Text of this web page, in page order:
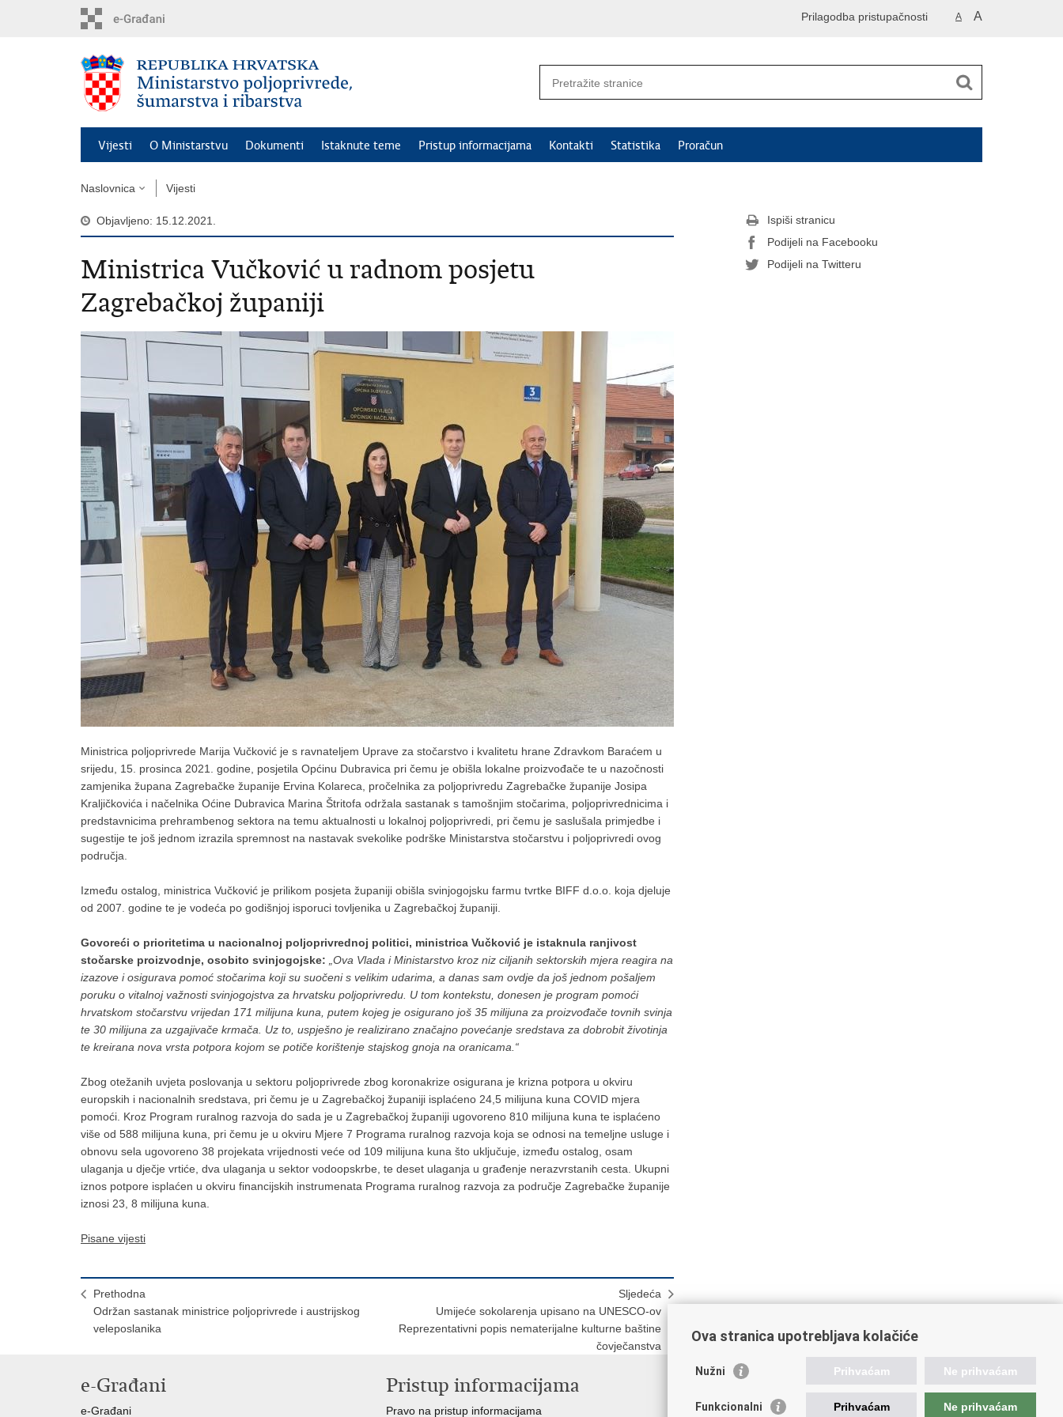
A A
Prilagodba pristupačnosti
Vijesti O Ministarstvu Dokumenti Istaknute teme Pristup informacijama Kontakti Statistika Proračun
Naslovnica Vijesti
Objavljeno: 15.12.2021.
Ministrica Vučković u radnom posjetu
Zagrebačkoj županiji
Ministrica poljoprivrede Marija Vučković je s ravnateljem Uprave za stočarstvo i kvalitetu hrane Zdravkom Baraćem u
srijedu, 15. prosinca 2021. godine, posjetila Općinu Dubravica pri čemu je obišla lokalne proizvođače te u nazočnosti
zamjenika župana Zagrebačke županije Ervina Kolareca, pročelnika za poljoprivredu Zagrebačke županije Josipa
Kraljičkovića i načelnika Oćine Dubravica Marina Štritofa održala sastanak s tamošnjim stočarima, poljoprivrednicima i
predstavnicima prehrambenog sektora na temu aktualnosti u lokalnoj poljoprivredi, pri čemu je saslušala primjedbe i
sugestije te još jednom izrazila spremnost na nastavak svekolike podrške Ministarstva stočarstvu i poljoprivredi ovog
područja.
Između ostalog, ministrica Vučković je prilikom posjeta županiji obišla svinjogojsku farmu tvrtke BIFF d.o.o. koja djeluje
od 2007. godine te je vodeća po godišnjoj isporuci tovljenika u Zagrebačkoj županiji.
Govoreći o prioritetima u nacionalnoj poljoprivrednoj politici, ministrica Vučković je istaknula ranjivost
stočarske proizvodnje, osobito svinjogojske:
„Ova Vlada i Ministarstvo kroz niz ciljanih sektorskih mjera reagira na
izazove i osigurava pomoć stočarima koji su suočeni s velikim udarima, a danas sam ovdje da još jednom pošaljem
poruku o vitalnoj važnosti svinjogojstva za hrvatsku poljoprivredu. U tom kontekstu, donesen je program pomoći
hrvatskom stočarstvu vrijedan 171 milijuna kuna, putem kojeg je osigurano još 35 milijuna za proizvođače tovnih svinja
te 30 milijuna za uzgajivače krmača. Uz to, uspješno je realizirano značajno povećanje sredstava za dobrobit životinja
te kreirana nova vrsta potpora kojom se potiče korištenje stajskog gnoja na oranicama.“
Zbog otežanih uvjeta poslovanja u sektoru poljoprivrede zbog koronakrize osigurana je krizna potpora u okviru
europskih i nacionalnih sredstava, pri čemu je u Zagrebačkoj županiji isplaćeno 24,5 milijuna kuna COVID mjera
pomoći. Kroz Program ruralnog razvoja do sada je u Zagrebačkoj županiji ugovoreno 810 milijuna kuna te isplaćeno
više od 588 milijuna kuna, pri čemu je u okviru Mjere 7 Programa ruralnog razvoja koja se odnosi na temeljne usluge i
obnovu sela ugovoreno 38 projekata vrijednosti veće od 109 milijuna kuna što uključuje, između ostalog, osam
ulaganja u dječje vrtiće, dva ulaganja u sektor vodoopskrbe, te deset ulaganja u građenje nerazvrstanih cesta. Ukupni
iznos potpore isplaćen u okviru financijskih instrumenata Programa ruralnog razvoja za područje Zagrebačke županije
iznosi 23, 8 milijuna kuna.
Pisane vijesti
Prethodna
Održan sastanak ministrice poljoprivrede i austrijskog
veleposlanika
Sljedeća
Umijeće sokolarenja upisano na UNESCO-ov
Reprezentativni popis nematerijalne kulturne baštine
čovječanstva
Ispiši stranicu
Podijeli na Facebooku
Podijeli na Twitteru
e-Građani
e-Građani
Pristup informacijama
Pravo na pristup informacijama
Važne poveznice
Vlada RH
Ova stranica upotrebljava kolačiće
Nužni Prihvaćam Ne prihvaćam
Funkcionalni Prihvaćam Ne prihvaćam